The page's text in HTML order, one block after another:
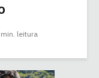
min. leitura